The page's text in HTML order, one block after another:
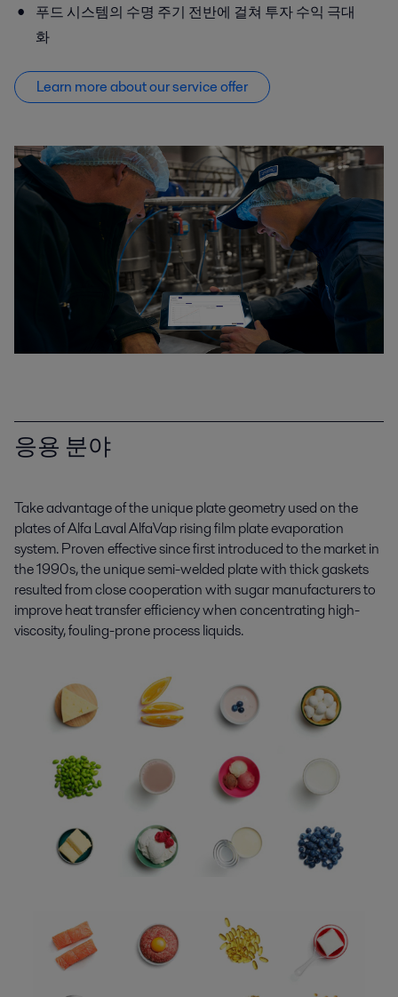
푸드 시스템의 수명 주기 전반에 걸쳐 투자 수익 극대
화
Learn more about our service offer
응용 분야
Take advantage of the unique plate geometry used on the
plates ofAlfa LavalAlfaVaprising film plate evaporation
system. Proven effective since first introduced to the market in
the 1990s, the unique semi-welded plate with thick gaskets
resulted from close cooperation with sugar manufacturers to
improve heat transfer efficiencywhen concentrating high-
viscosity,fouling-prone process liquids.